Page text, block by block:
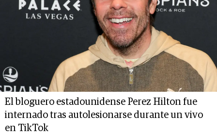
El bloguero estadounidense Perez Hilton fue
internado tras autolesionarse durante un vivo
en TikTok